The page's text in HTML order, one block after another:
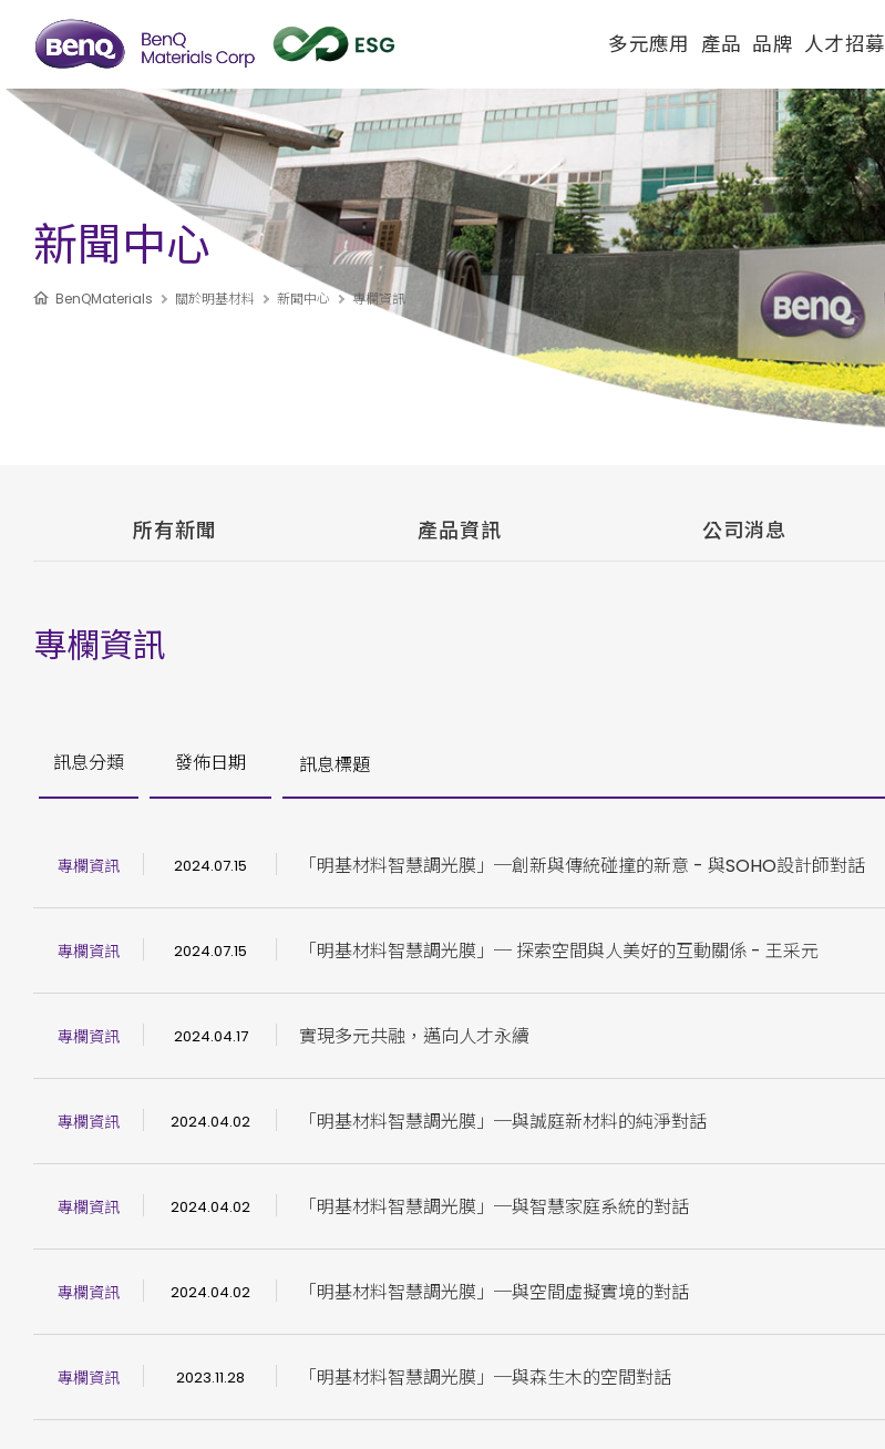
多元應用 產品 品牌 人才招募
新聞中心
BenQMaterials 關於明基材料 新聞中心 專欄資訊
所有新聞 產品資訊 公司消息
專欄資訊
訊息分類 發佈日期 訊息標題
專欄資訊 2024.07.15 「明基材料智慧調光膜」─創新與傳統碰撞的新意 - 與SOHO設計師對話
專欄資訊 2024.07.15 「明基材料智慧調光膜」─ 探索空間與人美好的互動關係 - 王采元
專欄資訊 2024.04.17 實現多元共融，邁向人才永續
專欄資訊 2024.04.02 「明基材料智慧調光膜」─與誠庭新材料的純淨對話
專欄資訊 2024.04.02 「明基材料智慧調光膜」─與智慧家庭系統的對話
專欄資訊 2024.04.02 「明基材料智慧調光膜」─與空間虛擬實境的對話
專欄資訊 2023.11.28 「明基材料智慧調光膜」─與森生木的空間對話